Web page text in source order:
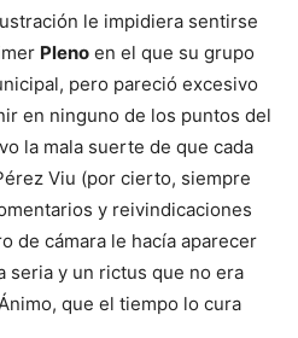
le impidiera sentirse
Pleno en el que su grupo
pero pareció excesivo
en ninguno de los puntos del
la mala suerte de que cada
Viu (por cierto, siempre
y reivindicaciones
de cámara le hacía aparecer
seria y un rictus que no era
que el tiempo lo cura